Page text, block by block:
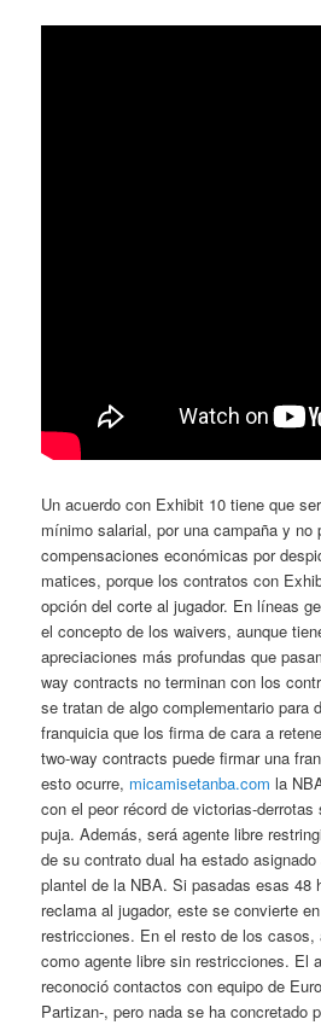
Un acuerdo con Exhibit 10 tiene que
mínimo salarial, por una campaña y no
compensaciones económicas por
matices, porque los contratos con
opción del corte al jugador. En líneas
el concepto de los waivers, aunque
apreciaciones más profundas que
way contracts no terminan con los
se tratan de algo complementario para
franquicia que los firma de cara a
two-way contracts puede firmar una
esto ocurre, micamisetanba.com la
con el peor récord de victorias-
puja. Además, será agente libre
de su contrato dual ha estado
plantel de la NBA. Si pasadas esas 48
reclama al jugador, este se convierte
restricciones. En el resto de los casos,
como agente libre sin restricciones. El
reconoció contactos con equipo de
Partizan-, pero nada se ha concretado